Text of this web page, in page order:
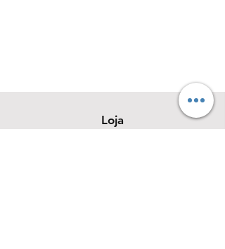
Loja